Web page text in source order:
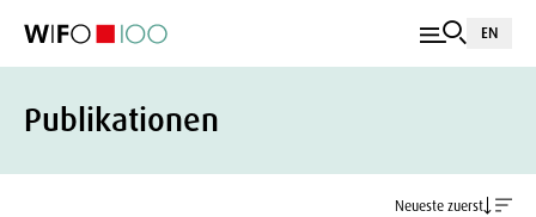
EN
Publikationen
Neueste zuerst